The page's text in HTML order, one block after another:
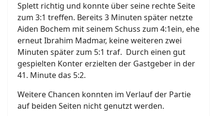
Splett richtig und konnte über seine rechte Seite
zum 3:1 treffen. Bereits 3 Minuten später netzte
Aiden Bochem mit seinem Schuss zum 4:1ein, ehe
erneut Ibrahim Madmar, keine weiteren zwei
Minuten später zum 5:1 traf. Durch einen gut
gespielten Konter erzielten der Gastgeber in der
41. Minute das 5:2.
Weitere Chancen konnten im Verlauf der Partie
auf beiden Seiten nicht genutzt werden.